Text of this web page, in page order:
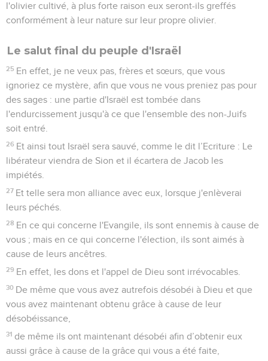
l'olivier cultivé, à plus forte raison eux seront-ils greffés
conformément à leur nature sur leur propre olivier.
Le salut final du peuple d'Israël
25 En effet, je ne veux pas, frères et sœurs, que vous
ignoriez ce mystère, afin que vous ne vous preniez pas pour
des sages : une partie d'Israël est tombée dans
l'endurcissement jusqu'à ce que l'ensemble des non-Juifs
soit entré.
26 Et ainsi tout Israël sera sauvé, comme le dit l’Ecriture : Le
libérateur viendra de Sion et il écartera de Jacob les
impiétés.
27 Et telle sera mon alliance avec eux, lorsque j'enlèverai
leurs péchés.
28 En ce qui concerne l'Evangile, ils sont ennemis à cause de
vous ; mais en ce qui concerne l'élection, ils sont aimés à
cause de leurs ancêtres.
29 En effet, les dons et l'appel de Dieu sont irrévocables.
30 De même que vous avez autrefois désobéi à Dieu et que
vous avez maintenant obtenu grâce à cause de leur
désobéissance,
31 de même ils ont maintenant désobéi afin d’obtenir eux
aussi grâce à cause de la grâce qui vous a été faite,